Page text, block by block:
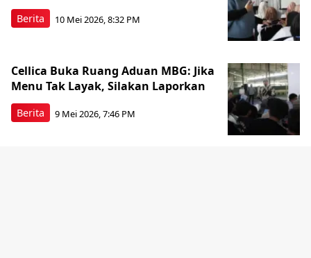
Berita 10 Mei 2026, 8:32 PM
Berita
Cellica Buka Ruang Aduan MBG: Jika
Menu Tak Layak, Silakan Laporkan
9 Mei 2026, 7:46 PM